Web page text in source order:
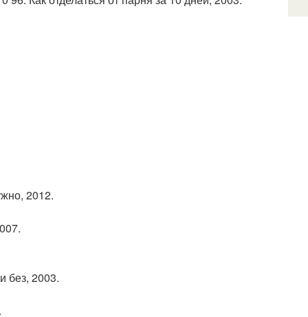
2012.
без, 2003.